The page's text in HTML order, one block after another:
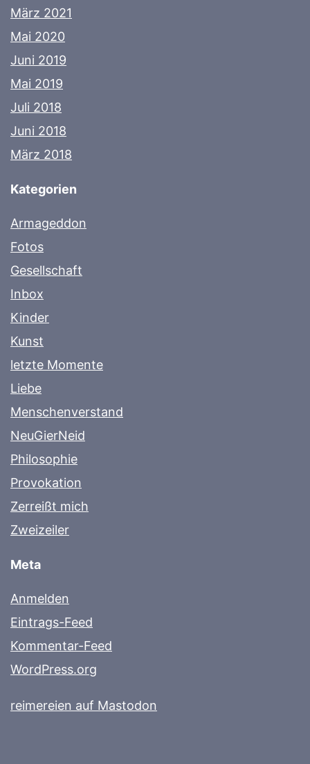
März 2021
Mai 2020
Juni 2019
Mai 2019
Juli 2018
Juni 2018
März 2018
Kategorien
Armageddon
Fotos
Gesellschaft
Inbox
Kinder
Kunst
letzte Momente
Liebe
Menschenverstand
NeuGierNeid
Philosophie
Provokation
Zerreißt mich
Zweizeiler
Meta
Anmelden
Eintrags-Feed
Kommentar-Feed
WordPress.org
reimereien auf Mastodon